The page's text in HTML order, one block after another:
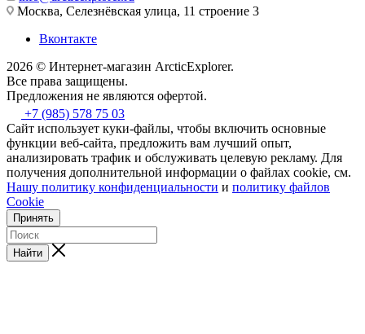
Москва, Селезнёвская улица, 11 строение 3
Вконтакте
2026 © Интернет-магазин АrcticExplorer.
Все права защищены.
Предложения не являются офертой.
+7 (985) 578 75 03
Сайт использует куки-файлы, чтобы включить основные
функции веб-сайта, предложить вам лучший опыт,
анализировать трафик и обслуживать целевую рекламу. Для
получения дополнительной информации о файлах cookie, см.
Нашу политику конфиденциальности и политику файлов
Cookie
Принять
Найти